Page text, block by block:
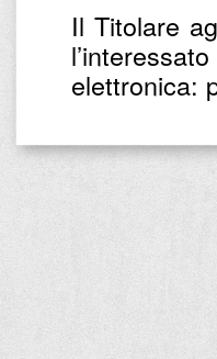
Il Titolare
elettronica: